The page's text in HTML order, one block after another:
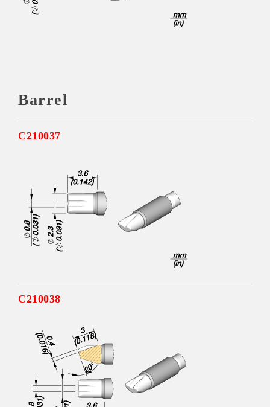
Barrel
C210037
C210038